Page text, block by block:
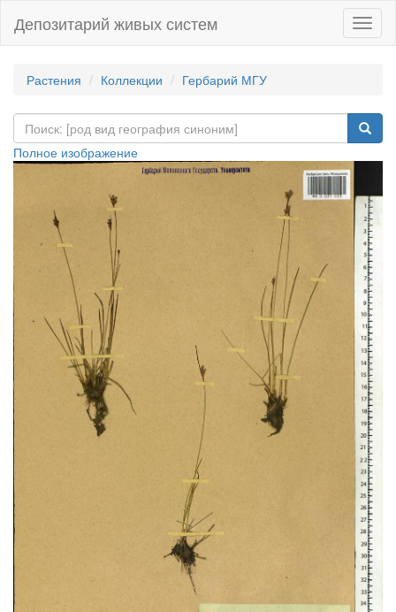
Депозитарий живых систем
Растения Коллекции Гербарий МГУ
Полное изображение